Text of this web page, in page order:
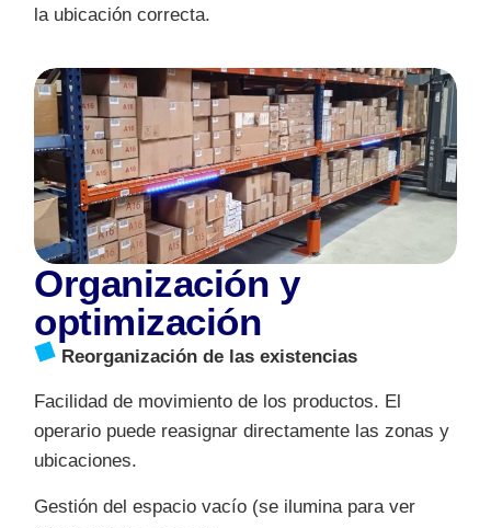
la ubicación correcta.
Organización y
optimización
Reorganización de las existencias
Facilidad de movimiento de los productos. El
operario puede reasignar directamente las zonas y
ubicaciones.
Gestión del espacio vacío (se ilumina para ver